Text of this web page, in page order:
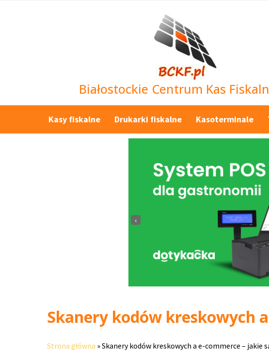
Białostockie Centrum Kas
Kasy fiskalne Drukarki fiskalne Kasoterminale
‹
Skanery kodów kreskowych
Strona główna »Skanery kodów kreskowych a e-commerce – jakie